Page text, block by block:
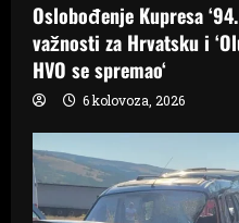
Oslobođenje Kupresa
važnosti za Hrvatsku i
HVO se spremao‘
6 kolovoza, 2026